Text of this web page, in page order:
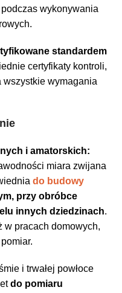
wykonywania
standardem
certyfikaty kontroli,
wszystkie wymagania
i amatorskich:
miara zwijana
do budowy
przy obróbce
innych dziedzinach.
w pracach domowych,
i trwałej powłoce
do pomiaru